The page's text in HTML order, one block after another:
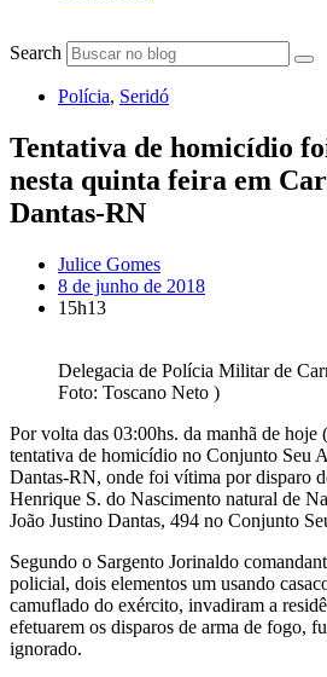
Search
Polícia, Seridó
Tentativa de homicídio
nesta quinta feira em
Dantas-RN
Julice Gomes
8 de junho de 2018
15h13
Delegacia de Polícia Militar de
Foto: Toscano Neto )
Por volta das 03:00hs. da manhã de
tentativa de homicídio no Conjunto Seu
Dantas-RN, onde foi vítima por disparo
Henrique S. do Nascimento natural de
João Justino Dantas, 494 no Conjunto
Segundo o Sargento Jorinaldo
policial, dois elementos um usando
camuflado do exército, invadiram a
efetuarem os disparos de arma de fogo,
ignorado.